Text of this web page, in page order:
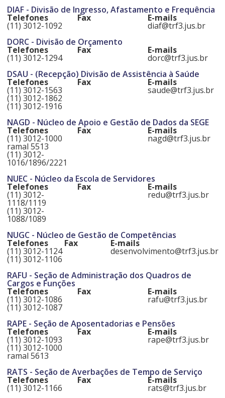
DIAF - Divisão de Ingresso, Afastamento e Frequência
Telefones
(11) 3012-1092
Fax E-mails
diaf@trf3.jus.br
DORC - Divisão de Orçamento
Telefones
(11) 3012-1294
Fax E-mails
dorc@trf3.jus.br
DSAU - (Recepção) Divisão de Assistência à Saúde
Telefones
(11) 3012-1563
(11) 3012-1862
(11) 3012-1916
Fax E-mails
saude@trf3.jus.br
NAGD - Núcleo de Apoio e Gestão de Dados da SEGE
Telefones
(11) 3012-1000
ramal 5513
(11) 3012-
1016/1896/2221
Fax E-mails
nagd@trf3.jus.br
NUEC - Núcleo da Escola de Servidores
Telefones
(11) 3012-
1118/1119
(11) 3012-
1088/1089
Fax E-mails
redu@trf3.jus.br
NUGC - Núcleo de Gestão de Competências
Telefones
(11) 3012-1124
(11) 3012-1106
Fax E-mails
desenvolvimento@trf3.jus.br
RAFU - Seção de Administração dos Quadros de
Cargos e Funções
Telefones
(11) 3012-1086
(11) 3012-1087
Fax E-mails
rafu@trf3.jus.br
RAPE - Seção de Aposentadorias e Pensões
Telefones
(11) 3012-1093
(11) 3012-1000
ramal 5613
Fax E-mails
rape@trf3.jus.br
RATS - Seção de Averbações de Tempo de Serviço
Telefones
(11) 3012-1166
Fax E-mails
rats@trf3.jus.br